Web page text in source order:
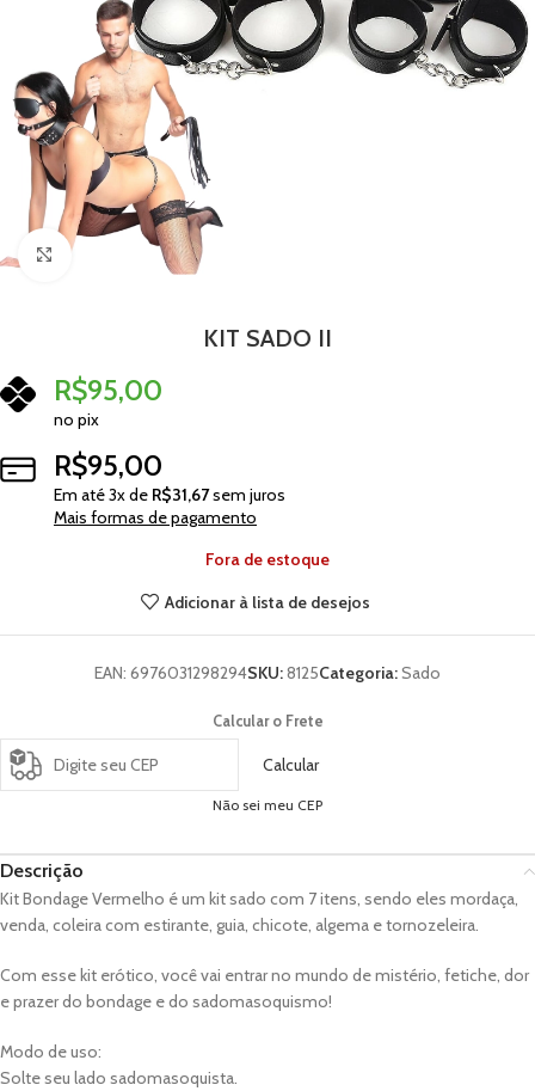
Clique para ampliar
KIT SADO II
R$95,00
no pix
R$95,00
Em até3x de R$31,67sem juros
Mais formas de pagamento
Fora de estoque
Adicionar à lista de desejos
EAN: 6976031298294SKU:8125Categoria:Sado
Calcular o Frete
Calcular
Não sei meu CEP
Descrição
Kit Bondage Vermelho é um kit sado com 7 itens, sendo eles mordaça,
venda, coleira com estirante, guia, chicote, algema e tornozeleira.
Com esse kit erótico, você vai entrar no mundo de mistério, fetiche, dor
e prazer do bondage e do sadomasoquismo!
Modo de uso:
Solte seu lado sadomasoquista.